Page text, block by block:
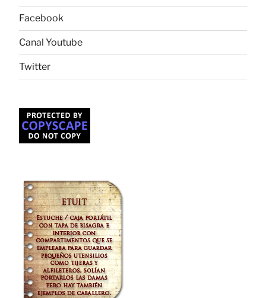
Facebook
Canal Youtube
Twitter